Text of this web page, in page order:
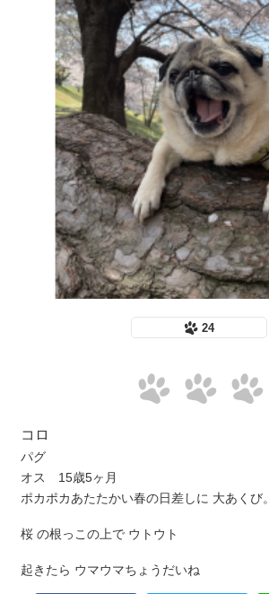
24
コロ
パグ
オス 15歳5ヶ月
ポカポカあたたかい春の日差しに 大あくび。
桜 の根っこの上で ウトウト
起きたら ウマウマちょうだいね